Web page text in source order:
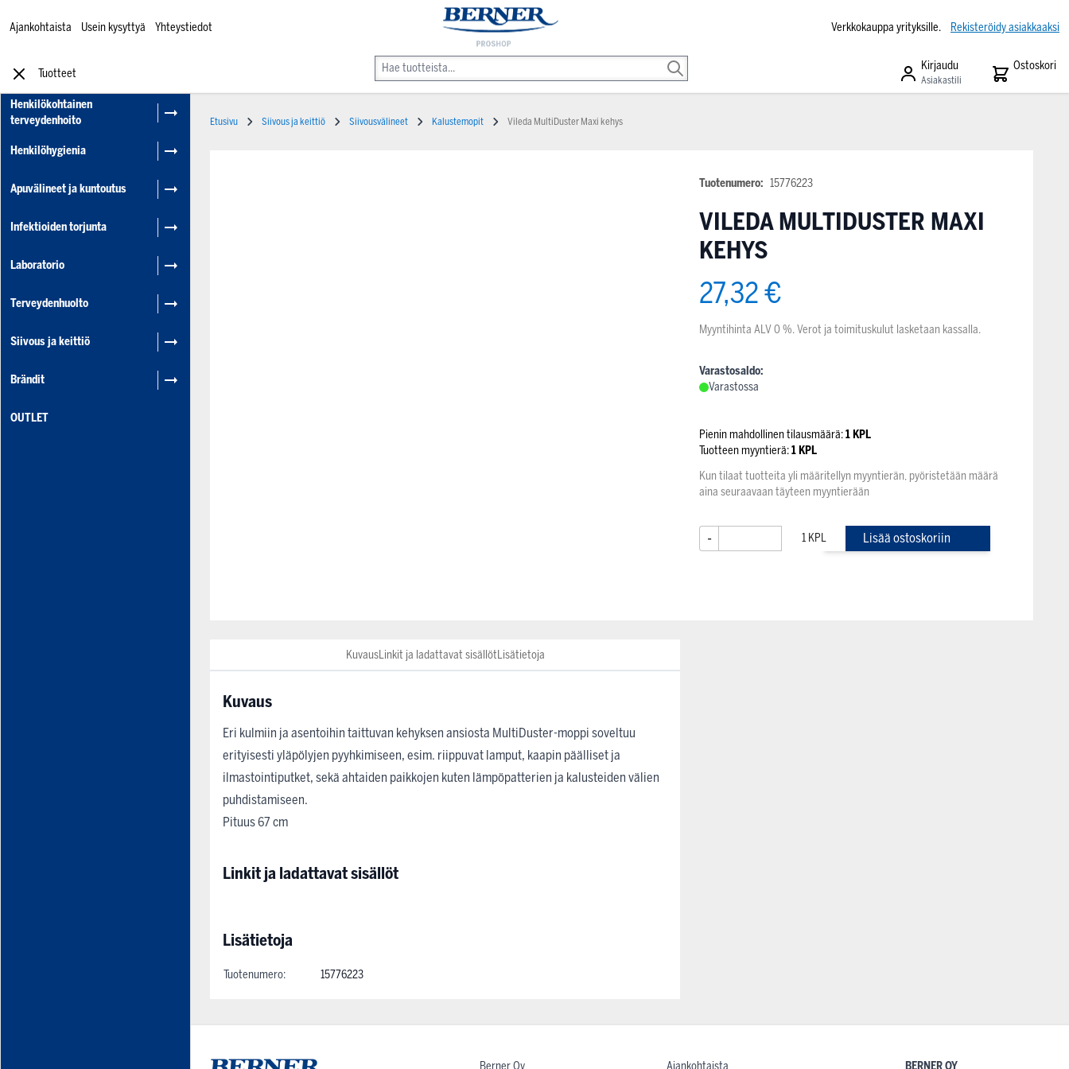
Ajankohtaista Usein kysyttyä Yhteystiedot Verkkokauppa yrityksille. Rekisteröidy asiakkaaksi
Tuotteet
Kirjaudu
Asiakastili
Ostoskori
Henkilökohtainen
terveydenhoito
Henkilöhygienia
Apuvälineet ja kuntoutus
Infektioiden torjunta
Laboratorio
Terveydenhuolto
Siivous ja keittiö
Brändit
OUTLET
Tuotenumero: 15776223
VILEDA MULTIDUSTER MAXI
KEHYS
27,32 €
Myyntihinta ALV 0 %. Verot ja toimituskulut lasketaan kassalla.
Varastosaldo:
Varastossa
Pienin mahdollinen tilausmäärä:1 KPL
Tuotteen myyntierä:1 KPL
Kun tilaat tuotteita yli määritellyn myyntierän, pyöristetään määrä
aina seuraavaan täyteen myyntierään
- Lisää ostoskoriin
KuvausLinkit ja ladattavat sisällötLisätietoja
Kuvaus
Eri kulmiin ja asentoihin taittuvan kehyksen ansiosta MultiDuster-moppi soveltuu
erityisesti yläpölyjen pyyhkimiseen, esim. riippuvat lamput, kaapin päälliset ja
ilmastointiputket, sekä ahtaiden paikkojen kuten lämpöpatterien ja kalusteiden välien
puhdistamiseen.
Pituus 67 cm
Linkit ja ladattavat sisällöt
Lisätietoja
Tuotenumero: 15776223
Etusivu Siivous ja keittiö Siivousvälineet Kalustemopit Vileda MultiDuster Maxi kehys